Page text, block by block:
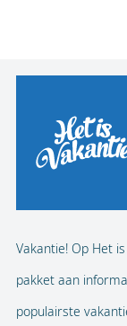
Vakantie! Op Het
pakket aan
populairste